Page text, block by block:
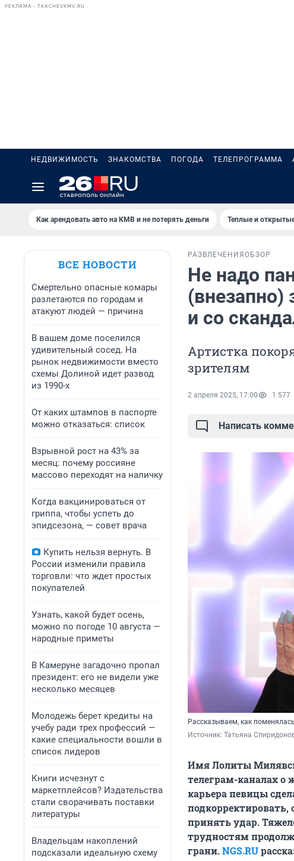
РЕКЛАМА • TKACHEVKMV.RU
НЕДВИЖИМОСТЬ ЗНАКОМСТВА ПОГОДА ТЕЛЕПРОГРАММА
Как арендовать авто на КМВ и не потерять деньги Теплые и
ВСЕ НОВОСТИ
Смертельно опасные комары
разлетаются по городам и
атакуют людей — причина
В вашем доме поселился
удивительный сосед. На
рынок недвижимости вместо
схемы Долиной идет развод
из 1990-х
От каких штампов в паспорте
можно отказаться: список
Взрывной рост на 43% за
месяц: почему россияне
массово переходят на наличку
Когда вакцинироваться от
гриппа, чтобы успеть до
эпидсезона, — совет врача
Купить нельзя вернуть. В
России изменили правила
торговли: что ждет простых
покупателей
Узнать, какой будет осень,
можно по погоде 10 августа —
народные приметы
В Камеруне загадочно пропал
президент: его не видели уже
несколько месяцев
Молодежь берет кредиты на
учебу ради трех профессий —
какие специальности вошли в
список лидеров
Книги исчезнут с
маркетплейсов? Издательства
стали сворачивать поставки
литературы
Владельцам накоплений
подсказали идеальную схему
РАЗВЛЕЧЕНИЯ ОБЗОР
Не надо
и со
Артистка
зрителям
2 апреля 2025, 17:00 1 577
Написать
Рассказываем, как
Источник: Татьяна
Имя Лолиты
телеграм-каналах о
карьера певицы
подкорректировать,
принять удар.
трудностям
грани.NGS.RU